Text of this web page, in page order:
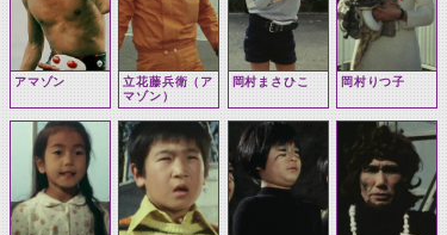
アマゾン
立花藤兵衛（ア
マゾン）
岡村まさひこ 岡村りつ子